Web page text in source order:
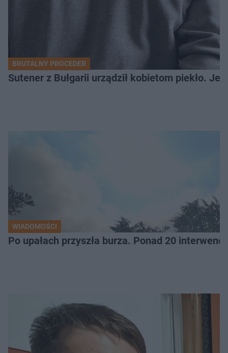
BRUTALNY PROCEDER
Sutener z Bułgarii urządził kobietom piekło.
WIADOMOŚCI
Po upałach przyszła burza. Ponad 20